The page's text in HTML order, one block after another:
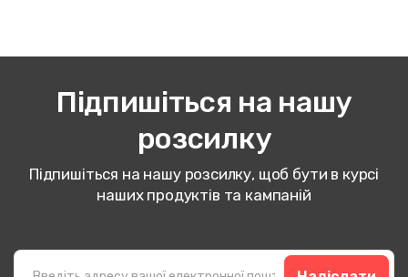
Підпишіться на нашу
розсилку
Підпишіться на нашу розсилку, щоб бути в курсі
наших продуктів та кампаній